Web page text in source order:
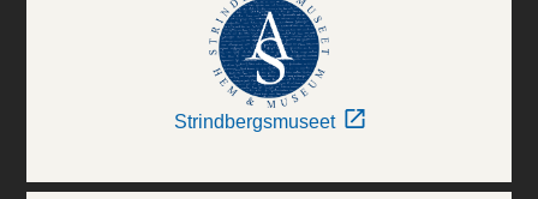
Strindbergsmuseet